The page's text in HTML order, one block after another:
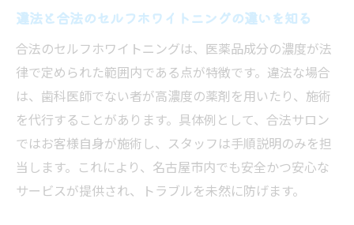
違法と合法のセルフホワイトニングの違いを知る
合法のセルフホワイトニングは、医薬品成分の濃度が法
律で定められた範囲内である点が特徴です。違法な場合
は、歯科医師でない者が高濃度の薬剤を用いたり、施術
を代行することがあります。具体例として、合法サロン
ではお客様自身が施術し、スタッフは手順説明のみを担
当します。これにより、名古屋市内でも安全かつ安心な
サービスが提供され、トラブルを未然に防げます。